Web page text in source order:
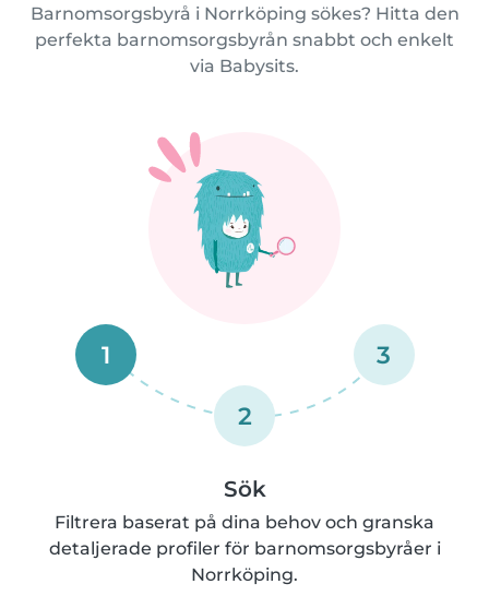
Barnomsorgsbyrå i Norrköping sökes? Hitta den
perfekta barnomsorgsbyrån snabbt och enkelt
via Babysits.
1
2
3
Sök
Filtrera baserat på dina behov och granska
detaljerade profiler för barnomsorgsbyråer i
Norrköping.